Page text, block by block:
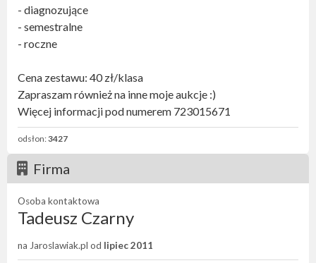
- diagnozujące
- semestralne
- roczne
Cena zestawu: 40 zł/klasa
Zapraszam również na inne moje aukcje :)
Więcej informacji pod numerem 723015671
odsłon:3427
Firma
Osoba kontaktowa
Tadeusz Czarny
na Jaroslawiak.pl od lipiec 2011